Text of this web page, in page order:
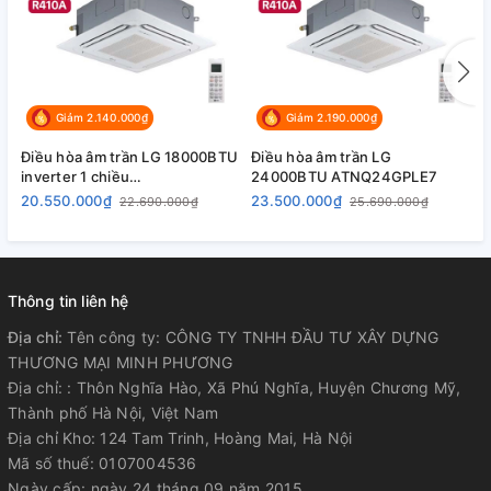
Lắp đặt nhanh chóng dễ dàng, thuận tiện cho việc vệ sinh,
bảo trì bảo dưỡng sau này.
ATNQ12GULA1 sử dụng Gas 410A thân thiện với môi trường
phù hợp lắp đặt cho các phòng ngủ, phòng khách, phòng
làm việc có diện tích khoảng 20m2.
ATNQ12GULA1 sử dụng gas R410 thân thiện với môi trường
Giảm 2.140.000₫
Điều hòa âm trần LG 18000BTU
inverter 1 chiều
ATNQ18GPLE6/ATUQ18GPLE6
20.550.000₫ 22.690.000₫
Giảm 2.190.000₫
Điều hòa âm trần LG
24000BTU ATNQ24GPLE7
23.500.000₫ 25.690.000₫
Thông tin liên hệ
Địa chỉ:Tên công ty: CÔNG TY TNHH ĐẦU TƯ XÂY DỰNG
THƯƠNG MẠI MINH PHƯƠNG
Địa chỉ: : Thôn Nghĩa Hào, Xã Phú Nghĩa, Huyện Chương Mỹ,
Thành phố Hà Nội, Việt Nam
Địa chỉ Kho: 124 Tam Trinh, Hoàng Mai, Hà Nội
Mã số thuế: 0107004536